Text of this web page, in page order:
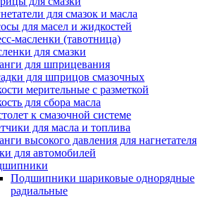
для смазок и масла
для масел и жидкостей
масленки (тавотница)
для смазки
для шприцевания
для шприцов смазочных
мерительные с разметкой
для сбора масла
к смазочной системе
для масла и топлива
высокого давления для нагнетателя
для автомобилей
Подшипники шариковые однорядные
радиальные